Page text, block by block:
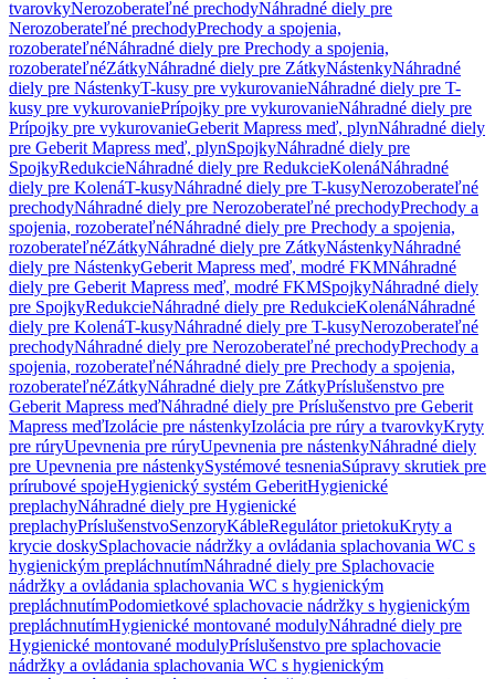
tvarovkyNerozoberateľné prechodyNáhradné diely pre
Nerozoberateľné prechodyPrechody a spojenia,
rozoberateľnéNáhradné diely pre Prechody a spojenia,
rozoberateľnéZátkyNáhradné diely pre ZátkyNástenkyNáhradné
diely pre NástenkyT-kusy pre vykurovanieNáhradné diely pre T-
kusy pre vykurovaniePrípojky pre vykurovanieNáhradné diely pre
Prípojky pre vykurovanieGeberit Mapress meď, plynNáhradné diely
pre Geberit Mapress meď, plynSpojkyNáhradné diely pre
SpojkyRedukcieNáhradné diely pre RedukcieKolenáNáhradné
diely pre KolenáT-kusyNáhradné diely pre T-kusyNerozoberateľné
prechodyNáhradné diely pre Nerozoberateľné prechodyPrechody a
spojenia, rozoberateľnéNáhradné diely pre Prechody a spojenia,
rozoberateľnéZátkyNáhradné diely pre ZátkyNástenkyNáhradné
diely pre NástenkyGeberit Mapress meď, modré FKMNáhradné
diely pre Geberit Mapress meď, modré FKMSpojkyNáhradné diely
pre SpojkyRedukcieNáhradné diely pre RedukcieKolenáNáhradné
diely pre KolenáT-kusyNáhradné diely pre T-kusyNerozoberateľné
prechodyNáhradné diely pre Nerozoberateľné prechodyPrechody a
spojenia, rozoberateľnéNáhradné diely pre Prechody a spojenia,
rozoberateľnéZátkyNáhradné diely pre ZátkyPríslušenstvo pre
Geberit Mapress meďNáhradné diely pre Príslušenstvo pre Geberit
Mapress meďIzolácie pre nástenkyIzolácia pre rúry a tvarovkyKryty
pre rúryUpevnenia pre rúryUpevnenia pre nástenkyNáhradné diely
pre Upevnenia pre nástenkySystémové tesneniaSúpravy skrutiek pre
prírubové spojeHygienický systém GeberitHygienické
preplachyNáhradné diely pre Hygienické
preplachyPríslušenstvoSenzoryKábleRegulátor prietokuKryty a
krycie doskySplachovacie nádržky a ovládania splachovania WC s
hygienickým prepláchnutímNáhradné diely pre Splachovacie
nádržky a ovládania splachovania WC s hygienickým
prepláchnutímPodomietkové splachovacie nádržky s hygienickým
prepláchnutímHygienické montované modulyNáhradné diely pre
Hygienické montované modulyPríslušenstvo pre splachovacie
nádržky a ovládania splachovania WC s hygienickým